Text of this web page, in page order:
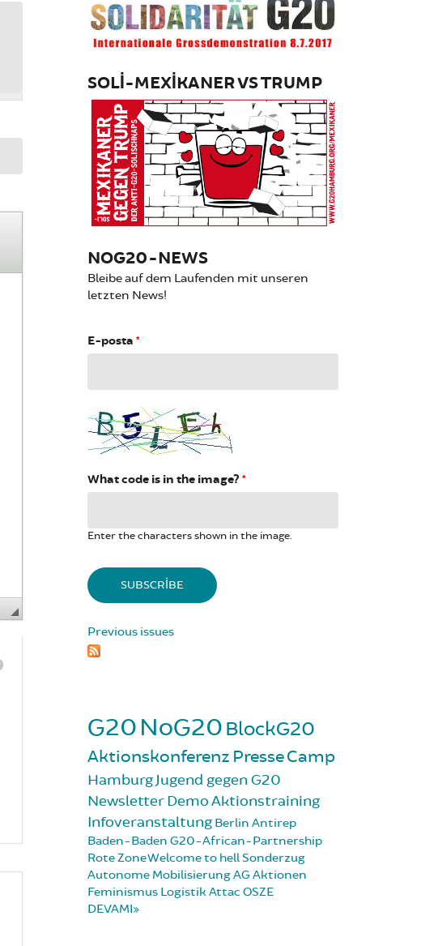
SOLI-MEXIKANER VS TRUMP
NOG20-NEWS
Bleibe auf dem Laufenden mit unseren
letzten News!
E-posta *
What code is in the image? *
Enter the characters shown in the image.
Previous issues
G20NoG20 BlockG20
Aktionskonferenz PresseCamp
HamburgJugend gegen G20
NewsletterDemoAktionstraining
Infoveranstaltung Berlin Antirep
Baden-Baden G20-African-Partnership
Rote ZoneWelcome to hellSonderzug
Autonome MobilisierungAG Aktionen
Feminismus Logistik Attac OSZE
DEVAMI